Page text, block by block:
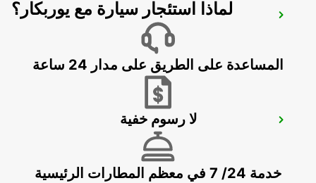
ZALAEGERSZEG
ZALAEGERSZEG - HUNGARY
LJUBLJANA AIRPORT
ZGORNJI BRNIK AERODROM - SLOVENIA
لماذا استئجار سيارة مع يوربكار؟
المساعدة على الطريق على مدار 24 ساعة
لا رسوم خفية
خدمة 24/ 7 في معظم المطارات الرئيسية